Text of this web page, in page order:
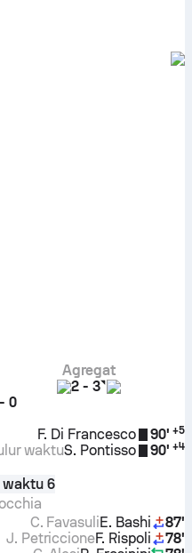
Agregat
2 - 3
0
90' +5
F. Di Francesco
90' +4
S. Pontisso
waktu
waktu 6
87'
E. Bashi
C. Favasuli
78'
F. Rispoli
J. Petriccione